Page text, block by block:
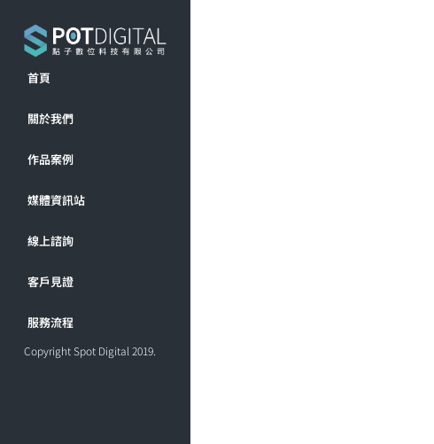
首頁
關於我們
作品案例
媒體資訊站
線上諮詢
客戶見證
服務流程
Copyright Spot Digital 2019.